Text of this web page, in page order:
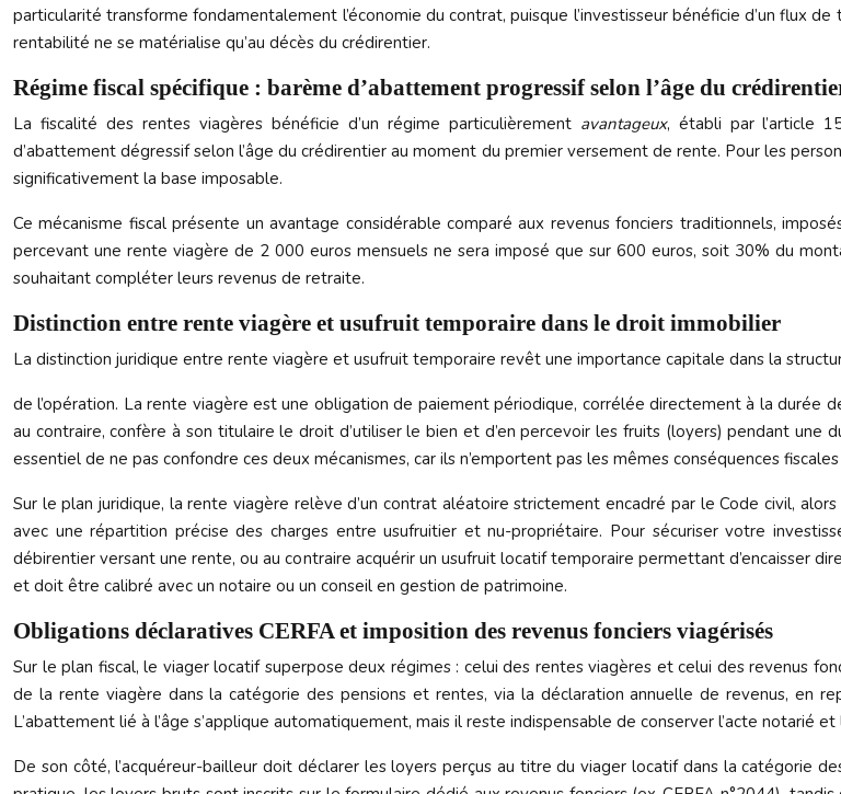
particularité transforme fondamentalement l’économie du contrat, puisque l’investisseur bénéficie d’un flux
rentabilité ne se matérialise qu’au décès du crédirentier.
Régime fiscal spécifique : barème d’abattement progressif selon l’âge du
La fiscalité des rentes viagères bénéficie d’un régime particulièrement avantageux, établi par l’article
d’abattement dégressif selon l’âge du crédirentier au moment du premier versement de rente. Pour les
significativement la base imposable.
Ce mécanisme fiscal présente un avantage considérable comparé aux revenus fonciers traditionnels,
percevant une rente viagère de 2 000 euros mensuels ne sera imposé que sur 600 euros, soit 30% du
souhaitant compléter leurs revenus de retraite.
Distinction entre rente viagère et usufruit temporaire dans le droit immobilier
La distinction juridique entre rente viagère et usufruit temporaire revêt une importance capitale dans la
de l’opération. La rente viagère est une obligation de paiement périodique, corrélée directement à la durée
au contraire, confère à son titulaire le droit d’utiliser le bien et d’en percevoir les fruits (loyers) pendant
essentiel de ne pas confondre ces deux mécanismes, car ils n’emportent pas les mêmes conséquences
Sur le plan juridique, la rente viagère relève d’un contrat aléatoire strictement encadré par le Code civil,
avec une répartition précise des charges entre usufruitier et nu-propriétaire. Pour sécuriser votre
débirentier versant une rente, ou au contraire acquérir un usufruit locatif temporaire permettant d’encaisser
et doit être calibré avec un notaire ou un conseil en gestion de patrimoine.
Obligations déclaratives CERFA et imposition des revenus fonciers viagérisés
Sur le plan fiscal, le viager locatif superpose deux régimes : celui des rentes viagères et celui des revenus
de la rente viagère dans la catégorie des pensions et rentes, via la déclaration annuelle de revenus, en
L’abattement lié à l’âge s’applique automatiquement, mais il reste indispensable de conserver l’acte notarié
De son côté, l’acquéreur-bailleur doit déclarer les loyers perçus au titre du viager locatif dans la catégorie